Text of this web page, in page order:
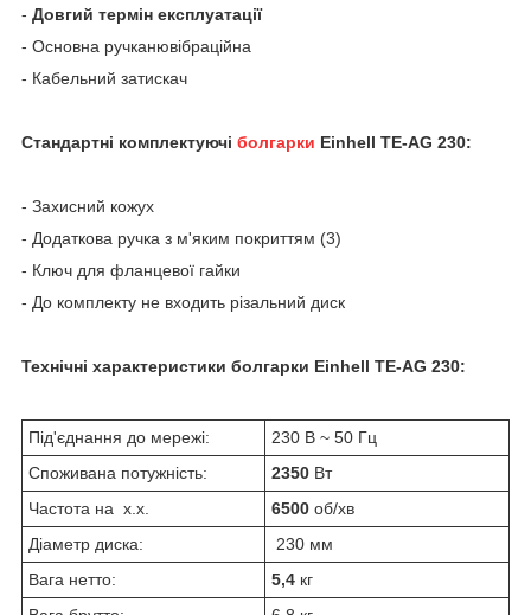
- Довгий термін експлуатації
- Основна ручканювібраційна
- Кабельний затискач
Стандартні комплектуючі болгарки Einhell TE-AG 230:
- Захисний кожух
- Додаткова ручка з м'яким покриттям (3)
- Ключ для фланцевої гайки
- До комплекту не входить різальний диск
Технічні характеристики болгарки Einhell TE-AG 230:
Під'єднання до мережі:
230 В ~ 50 Гц
Споживана потужність:
2350 Вт
Частота на х.х.
6500 об/хв
Діаметр диска:
230 мм
Вага нетто:
5,4 кг